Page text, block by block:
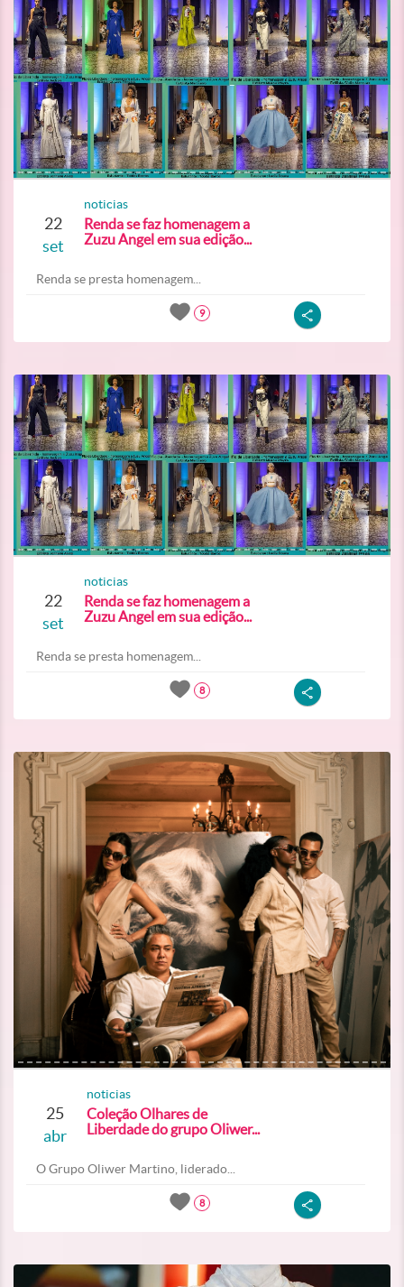
22
set
noticias
Renda se faz homenagem a
Zuzu Angel em sua edição...
Renda se presta homenagem...
9
22
set
noticias
Renda se faz homenagem a
Zuzu Angel em sua edição...
Renda se presta homenagem...
8
25
abr
noticias
Coleção Olhares de
Liberdade do grupo Oliwer...
O Grupo Oliwer Martino, liderado...
8